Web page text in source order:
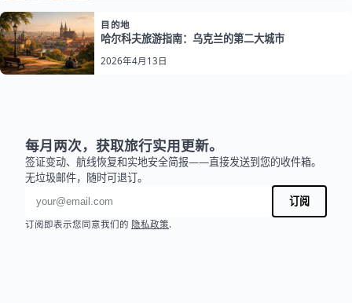
目的地
哈尔科夫旅游指南：乌克兰的第二大城市
2026年4月13日
每月两次，获取旅行实用更新。
签证变动、航线恢复和实地安全简报——直接发送到您的收件箱。
无垃圾邮件，随时可退订。
电子邮件地址
订阅
订阅即表示您同意我们的 隐私政策.